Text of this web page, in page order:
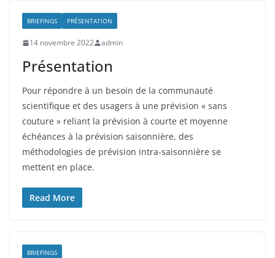
BRIEFINGS PRÉSENTATION
14 novembre 2022 admin
Présentation
Pour répondre à un besoin de la communauté
scientifique et des usagers à une prévision « sans
couture » reliant la prévision à courte et moyenne
échéances à la prévision saisonnière, des
méthodologies de prévision intra-saisonnière se
mettent en place.
Read More
BRIEFINGS